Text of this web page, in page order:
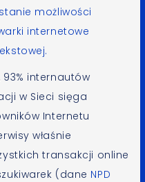
możliwości
internetowe
93% internautów
w Sieci sięga
Internetu
właśnie
transakcji online
(dane NPD